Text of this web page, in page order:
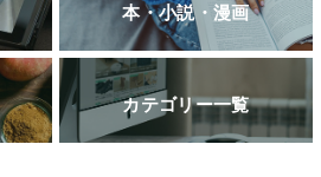
本・小説・漫画
カテゴリー一覧